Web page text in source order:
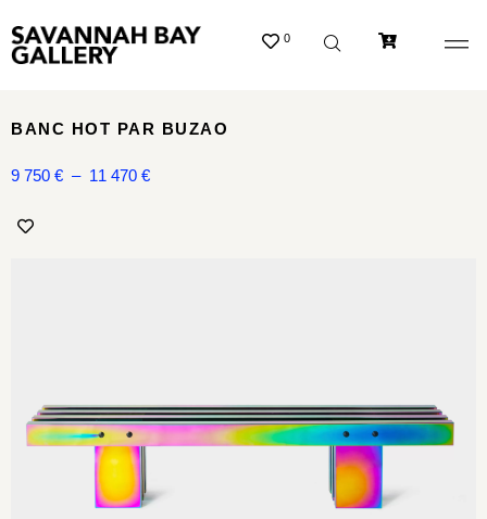
0
BANC HOT PAR BUZAO
9 750 € – 11 470 €